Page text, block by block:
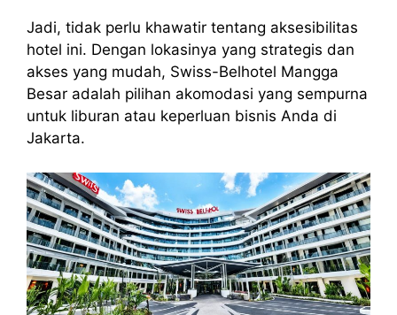
Jadi, tidak perlu khawatir tentang aksesibilitas
hotel ini. Dengan lokasinya yang strategis dan
akses yang mudah, Swiss-Belhotel Mangga
Besar adalah pilihan akomodasi yang sempurna
untuk liburan atau keperluan bisnis Anda di
Jakarta.